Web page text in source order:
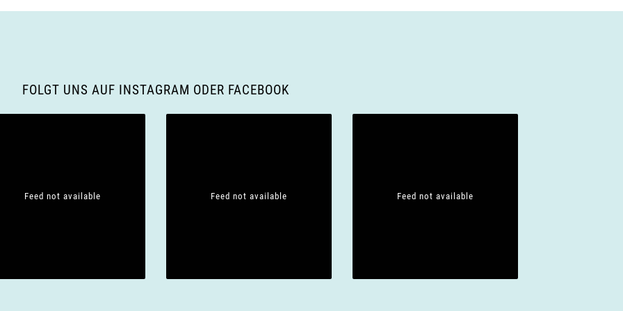
FOLGT UNS AUF INSTAGRAM ODER FACEBOOK
Feed not available Feed not available Feed not available